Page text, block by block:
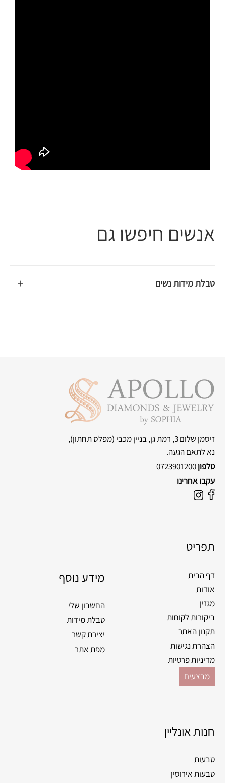
אנשים חיפשו גם
טבלת מידות נשים +
ולהתייעץ עם צורף מקצועי לקבלת מידה מדויקת. בחנות תכשיטים
מקצועית, כמו אפולו, ישנם כלים מיוחדים (כגון טבעות מדידה או סרט
מידה) שיעזרו לקבוע את המידה הנכונה, תוך התחשבות ברוחב
הטבעת ובמבנה היד האישי של הלקוחה.
זיסמן שלום 3, רמת גן, בניין מכבי
(מפלס תחתון),
נא לתאם הגעה.
טלפון0723901200
עקבו אחרינו
תפריט
דף הבית
אודות
מגזין
ביקורות לקוחות
תקנון האתר
הצהרת נגישות
מדיניות פרטיות
מבצעים
מידע נוסף
החשבון שלי
טבלת מידות
יצירת קשר
מפת אתר
חנות אונליין
טבעות
טבעות אירוסין